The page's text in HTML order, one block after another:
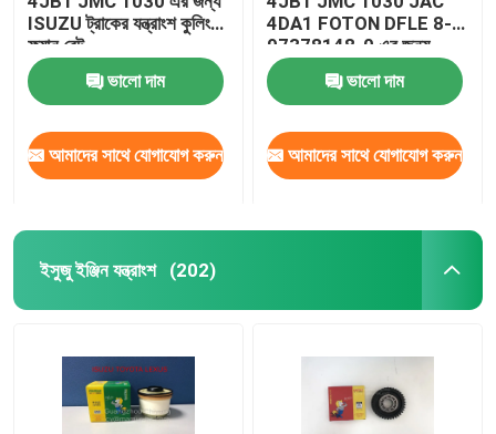
ISUZU ট্রাকের যন্ত্রাংশ কুলিং
ফ্যান বেল্ট
ভালো দাম
আমাদের সাথে যোগাযোগ করুন
4DA1 FOTON DFLE 8-
97378148-0 এর জন্য
ভালো দাম
আমাদের সাথে যোগাযোগ করুন
ইসুজু ইঞ্জিন যন্ত্রাংশ (202)